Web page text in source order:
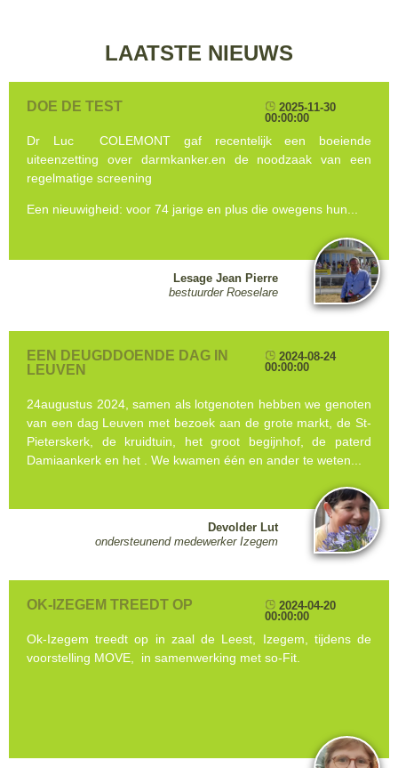
LAATSTE NIEUWS
DOE DE TEST
Dr Luc COLEMONT gaf recentelijk een boeiende
uiteenzetting over darmkanker.en de noodzaak van een
regelmatige screening
Een nieuwigheid: voor 74 jarige en plus die owegens hun...
2025-11-30
00:00:00
Lesage Jean Pierre
bestuurder Roeselare
EEN DEUGDDOENDE DAG IN
LEUVEN
24augustus 2024, samen als lotgenoten hebben we genoten
van een dag Leuven met bezoek aan de grote markt, de St-
Pieterskerk, de kruidtuin, het groot begijnhof, de paterd
Damiaankerk en het . We kwamen één en ander te weten...
2024-08-24
00:00:00
Devolder Lut
ondersteunend medewerker Izegem
OK-IZEGEM TREEDT OP
Ok-Izegem treedt op in zaal de Leest, Izegem, tijdens de
voorstelling MOVE, in samenwerking met so-Fit.
2024-04-20
00:00:00